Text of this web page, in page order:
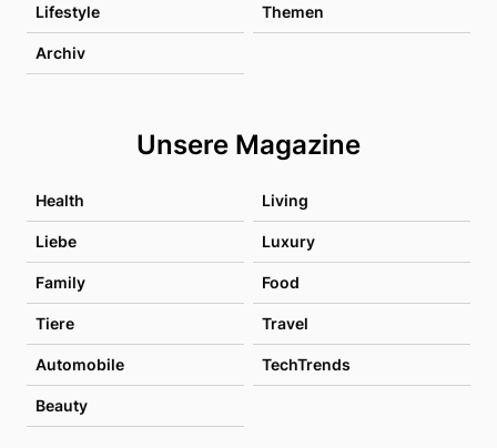
Lifestyle Themen
Archiv
Unsere Magazine
Health Living
Liebe Luxury
Family Food
Tiere Travel
Automobile TechTrends
Beauty